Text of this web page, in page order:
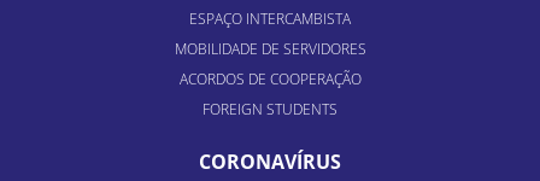
ESPAÇO INTERCAMBISTA
MOBILIDADE DE SERVIDORES
ACORDOS DE COOPERAÇÃO
FOREIGN STUDENTS
CORONAVÍRUS